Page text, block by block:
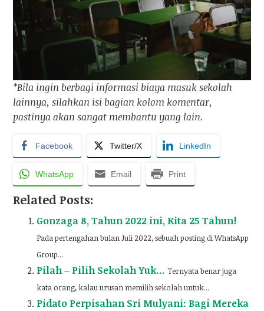
*Bila ingin berbagi informasi biaya masuk sekolah
lainnya, silahkan isi bagian kolom komentar,
pastinya akan sangat membantu yang lain.
Facebook Twitter/X LinkedIn
WhatsApp Email Print
Related Posts:
Gonzaga 8, Tahun 2022 ini, Kita 25 Tahun!
Pada pertengahan bulan Juli 2022, sebuah posting di WhatsApp
Group...
Pilah – Pilih Sekolah Yuk… Ternyata benar juga
kata orang, kalau urusan memilih sekolah untuk...
Pidato Perpisahan Sri Mulyani: Bagi Mereka